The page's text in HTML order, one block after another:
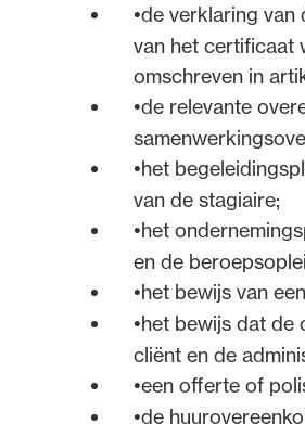
de verklaring van
van het certificaat
omschreven in
de relevante
het
van de stagiaire;
het
en de
het bewijs van
het bewijs dat de
cliënt en de
een offerte of
de